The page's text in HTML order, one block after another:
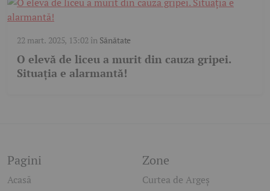
22 mart. 2025, 13:02 în Sănătate
O elevă de liceu a murit din cauza gripei.
Situația e alarmantă!
Pagini
Acasă
Zone
Curtea de Argeș